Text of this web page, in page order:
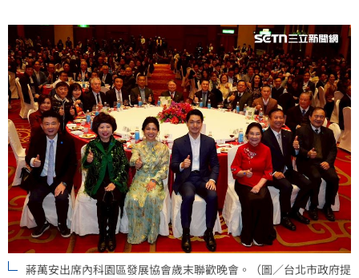
蔣萬安出席內科園區發展協會歲末聯歡晚會。（圖／台北市政府提